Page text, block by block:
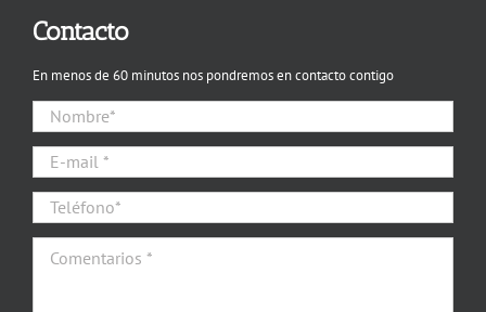
Contacto
En menos de 60 minutos nos pondremos en contacto contigo